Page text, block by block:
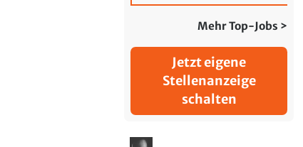
Mehr Top-Jobs >
Jetzt eigene
Stellenanzeige
schalten